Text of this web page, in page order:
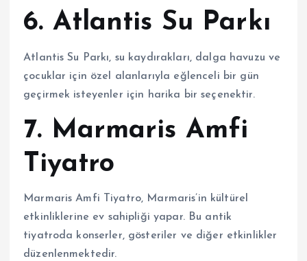
6. Atlantis Su Parkı
Atlantis Su Parkı, su kaydırakları, dalga havuzu ve
çocuklar için özel alanlarıyla eğlenceli bir gün
geçirmek isteyenler için harika bir seçenektir.
7. Marmaris Amfi
Tiyatro
Marmaris Amfi Tiyatro, Marmaris’in kültürel
etkinliklerine ev sahipliği yapar. Bu antik
tiyatroda konserler, gösteriler ve diğer etkinlikler
düzenlenmektedir.